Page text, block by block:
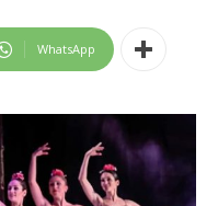
WhatsApp